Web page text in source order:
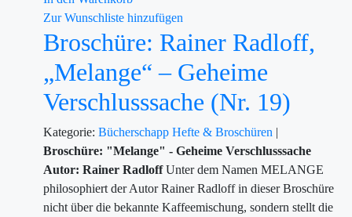
Zur Wunschliste hinzufügen
Broschüre: Rainer Radloff,
„Melange“ – Geheime
Verschlusssache (Nr. 19)
Kategorie: Bücherschapp Hefte & Broschüren |
Broschüre: "Melange" - Geheime Verschlusssache
Autor: Rainer RadloffUnter dem Namen MELANGE
philosophiert der Autor Rainer Radloff in dieser Broschüre
nicht über die bekannte Kaffeemischung, sondern stellt die